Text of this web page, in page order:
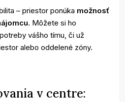
– priestor ponúka možnosť
Môžete si ho
vášho tímu, či už
alebo oddelené zóny.
v centre: